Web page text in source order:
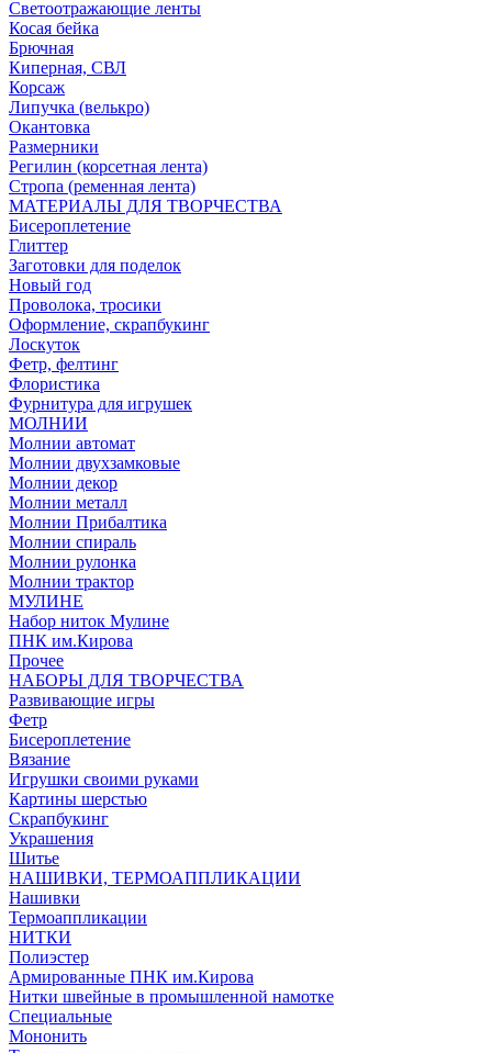
Светоотражающие ленты
Косая бейка
Брючная
Киперная, СВЛ
Корсаж
Липучка (велькро)
Окантовка
Размерники
Регилин (корсетная лента)
Стропа (ременная лента)
МАТЕРИАЛЫ ДЛЯ ТВОРЧЕСТВА
Бисероплетение
Глиттер
Заготовки для поделок
Новый год
Проволока, тросики
Оформление, скрапбукинг
Лоскуток
Фетр, фелтинг
Флористика
Фурнитура для игрушек
МОЛНИИ
Молнии автомат
Молнии двухзамковые
Молнии декор
Молнии металл
Молнии Прибалтика
Молнии спираль
Молнии рулонка
Молнии трактор
МУЛИНЕ
Набор ниток Мулине
ПНК им.Кирова
Прочее
НАБОРЫ ДЛЯ ТВОРЧЕСТВА
Развивающие игры
Фетр
Бисероплетение
Вязание
Игрушки своими руками
Картины шерстью
Скрапбукинг
Украшения
Шитье
НАШИВКИ, ТЕРМОАППЛИКАЦИИ
Нашивки
Термоаппликации
НИТКИ
Полиэстер
Армированные ПНК им.Кирова
Нитки швейные в промышленной намотке
Специальные
Мононить